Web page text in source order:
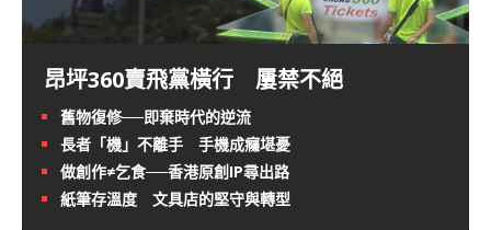
昂坪360賣飛黨橫行 屢禁不絕
舊物復修──即棄時代的逆流
長者「機」不離手 手機成癮堪憂
做創作≠乞食──香港原創IP尋出路
紙筆存溫度 文具店的堅守與轉型